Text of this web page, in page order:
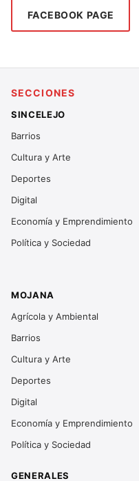
FACEBOOK PAGE
SECCIONES
SINCELEJO
Barrios
Cultura y Arte
Deportes
Digital
Economía y Emprendimiento
Política y Sociedad
MOJANA
Agrícola y Ambiental
Barrios
Cultura y Arte
Deportes
Digital
Economía y Emprendimiento
Política y Sociedad
GENERALES